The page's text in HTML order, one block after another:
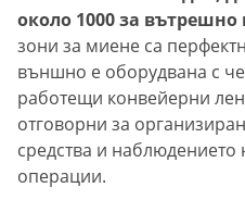
около 1000 за вътрешно
зони за миене са
външно е оборудвана с
работещи конвейерни
отговорни за
средства и наблюдението
операции.